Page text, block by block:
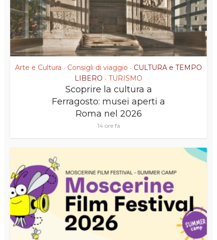
Arte e Cultura • Consigli di viaggio • CULTURA e TEMPO
LIBERO • TURISMO
Scoprire la cultura a
Ferragosto: musei aperti a
Roma nel 2026
14 ore fa